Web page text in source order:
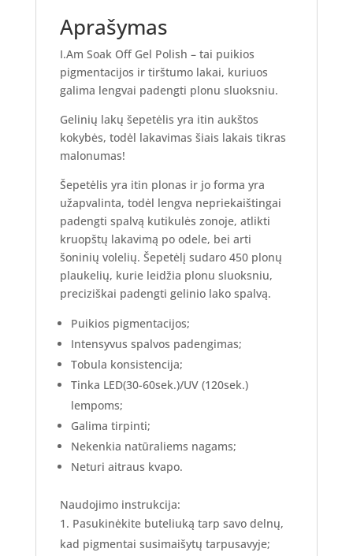
Aprašymas
I.Am Soak Off Gel Polish – tai puikios
pigmentacijos ir tirštumo lakai, kuriuos
galima lengvai padengti plonu sluoksniu.
Gelinių lakų šepetėlis yra itin aukštos
kokybės, todėl lakavimas šiais lakais tikras
malonumas!
Šepetėlis yra itin plonas ir jo forma yra
užapvalinta, todėl lengva nepriekaištingai
padengti spalvą kutikulės zonoje, atlikti
kruopštų lakavimą po odele, bei arti
šoninių volelių. Šepetėlį sudaro 450 plonų
plaukelių, kurie leidžia plonu sluoksniu,
preciziškai padengti gelinio lako spalvą.
Puikios pigmentacijos;
Intensyvus spalvos padengimas;
Tobula konsistencija;
Tinka LED(30-60sek.)/UV (120sek.)
lempoms;
Galima tirpinti;
Nekenkia natūraliems nagams;
Neturi aitraus kvapo.
Naudojimo instrukcija:
Pasukinėkite buteliuką tarp savo delnų,
kad pigmentai susimaišytų tarpusavyje;